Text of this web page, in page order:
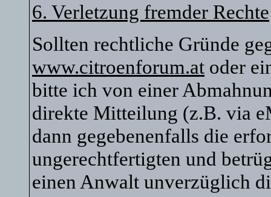
6. Verletzung fremder Rechte
Sollten rechtliche Gründe
www.citroenforum.at oder
bitte ich von einer
direkte Mitteilung (z.B. via
dann gegebenenfalls die
ungerechtfertigten und
einen Anwalt unverzüglich